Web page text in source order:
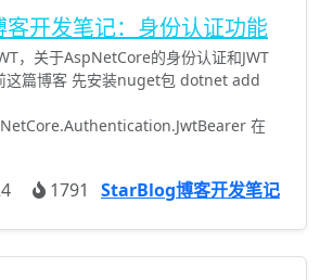
开发笔记：身份认证功能
，关于AspNetCore的身份认证和JWT
这篇博客 先安装nuget包 dotnet add
在
1791 StarBlog博客开发笔记